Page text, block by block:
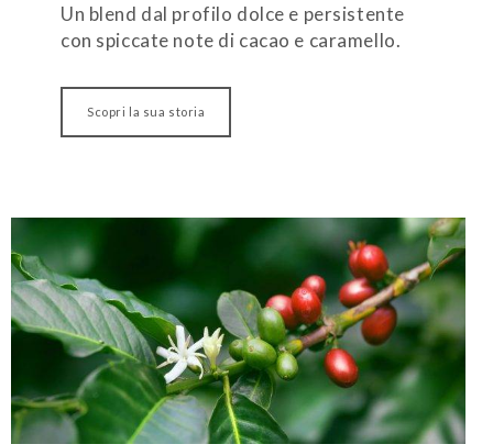
Un blend dal profilo dolce e persistente
con spiccate note di cacao e caramello.
Scopri la sua storia